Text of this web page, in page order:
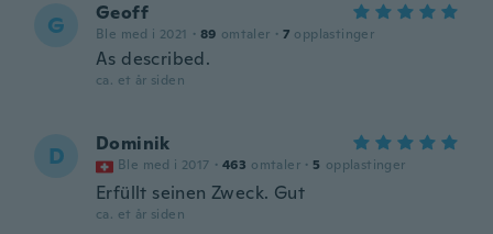
G Geoff
Ble med i 2021 · 89 omtaler · 7 opplastinger
As described.
ca. et år siden
D Dominik
Ble med i 2017 · 463 omtaler · 5 opplastinger
Erfüllt seinen Zweck. Gut
ca. et år siden